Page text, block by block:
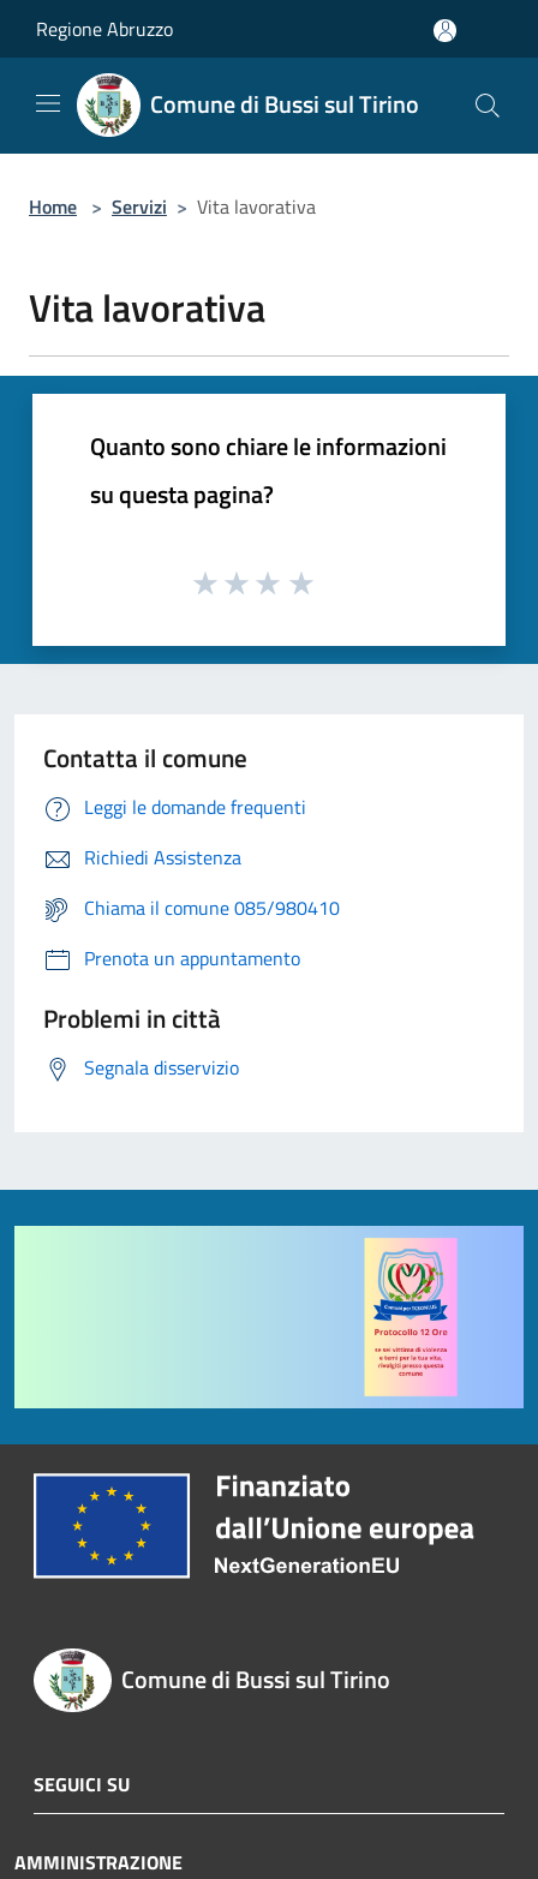
Regione Abruzzo
Comune di Bussi sul Tirino
Home > Servizi > Vita lavorativa
Vita lavorativa
Quanto sono chiare le informazioni
su questa pagina?
Contatta il comune
Leggi le domande frequenti
Richiedi Assistenza
Chiama il comune 085/980410
Prenota un appuntamento
Problemi in città
Segnala disservizio
Comune di Bussi sul Tirino
SEGUICI SU
AMMINISTRAZIONE